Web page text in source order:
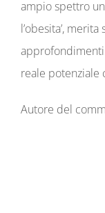
ampio spettro
l’obesita’,
reale potenziale
Autore del